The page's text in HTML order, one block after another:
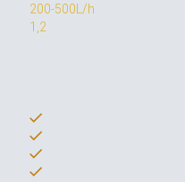
200-500L/h
1,2